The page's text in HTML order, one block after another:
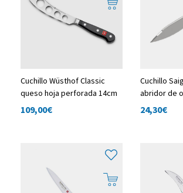
Cuchillo Wüsthof Classic
queso hoja perforada 14cm
109,00€
Cuchillo
abridor de
24,30€